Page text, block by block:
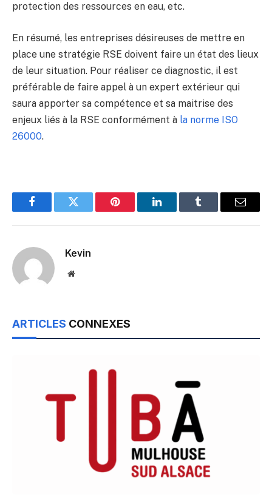
protection des ressources en eau, etc.
En résumé, les entreprises désireuses de mettre en
place une stratégie RSE doivent faire un état des lieux
de leur situation. Pour réaliser ce diagnostic, il est
préférable de faire appel à un expert extérieur qui
saura apporter sa compétence et sa maitrise des
enjeux liés à la RSE conformément à la norme ISO
26000.
FacebookTwitter Pinterest LinkedInTumblr Email
Kevin
Website
ARTICLES CONNEXES